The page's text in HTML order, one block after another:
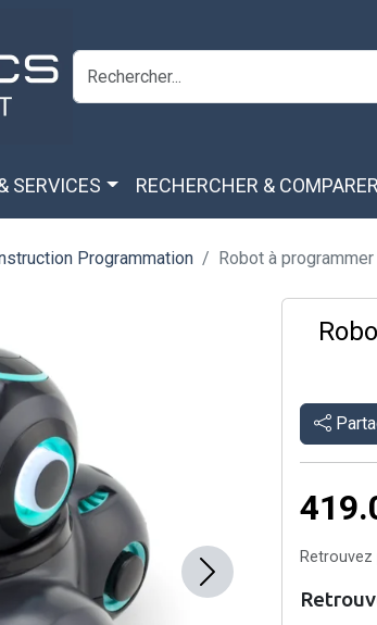
SERVICES RECHERCHER & COMPARER
Programmation Robot à
Next